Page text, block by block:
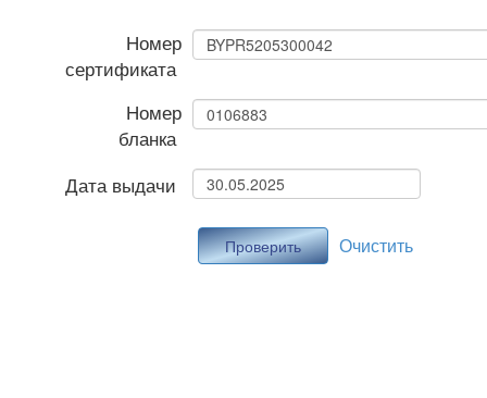
Номер
сертификата
Номер
бланка
Дата выдачи
Проверить Очистить